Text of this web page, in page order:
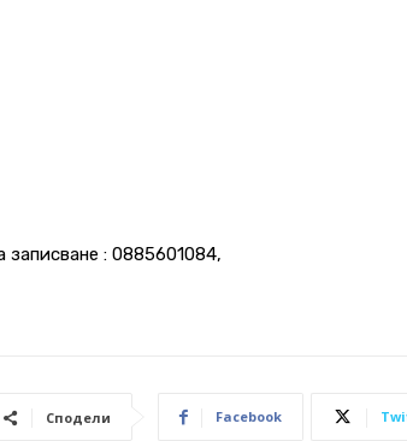
записване : 0885601084,
Сподели Facebook